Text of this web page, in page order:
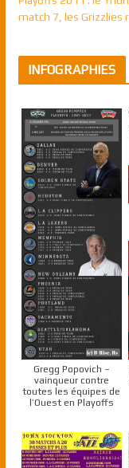
match 7, les
INFOGRAPHIES
Gregg Popovich –
vainqueur contre
toutes les équipes de
l’Ouest en Playoffs